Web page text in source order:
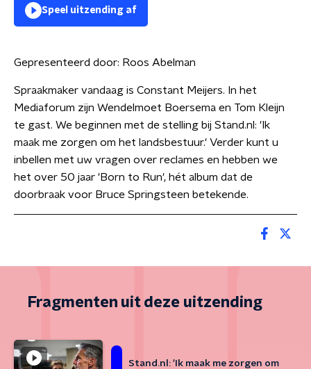
Speel uitzending af
Gepresenteerd door: Roos Abelman
Spraakmaker vandaag is Constant Meijers. In het
Mediaforum zijn Wendelmoet Boersema en Tom Kleijn
te gast. We beginnen met de stelling bij Stand.nl: 'Ik
maak me zorgen om het landsbestuur.' Verder kunt u
inbellen met uw vragen over reclames en hebben we
het over 50 jaar 'Born to Run', hét album dat de
doorbraak voor Bruce Springsteen betekende.
Fragmenten uit deze uitzending
Stand.nl: 'Ik maak me zorgen om